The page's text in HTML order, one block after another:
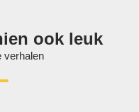
ook leuk
verhalen